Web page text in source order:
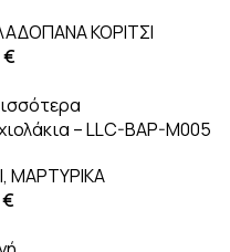
ΚΟΡΙΤΣΙ
€
– LLC-BAP-M005
, ΜΑΡΤΥΡΙΚΑ
€